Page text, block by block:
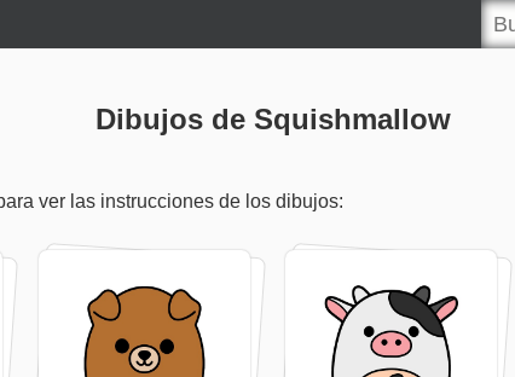
Dibujos de Squishmallow
ver las instrucciones de los dibujos: